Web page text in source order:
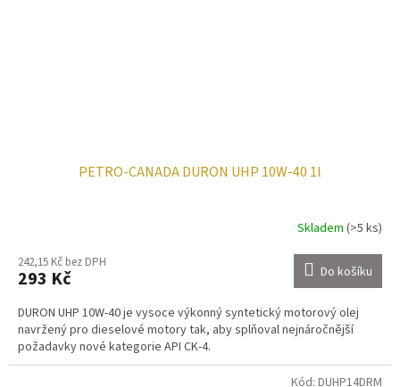
PETRO-CANADA DURON UHP 10W-40 1l
Skladem (>5 ks)
242,15 Kč bez DPH
293 Kč Do košíku
DURON UHP 10W-40 je vysoce výkonný syntetický motorový olej
navržený pro dieselové motory tak, aby splňoval nejnáročnější
požadavky nové kategorie API CK-4.
Kód: DUHP14DRM